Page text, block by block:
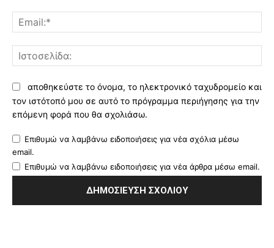
αποθηκεύστε το όνομα, το ηλεκτρονικό ταχυδρομείο και
τον ιστότοπό μου σε αυτό το πρόγραμμα περιήγησης για την
επόμενη φορά που θα σχολιάσω.
Επιθυμώ να λαμβάνω ειδοποιήσεις για νέα σχόλια μέσω
email.
Επιθυμώ να λαμβάνω ειδοποιήσεις για νέα άρθρα μέσω email.